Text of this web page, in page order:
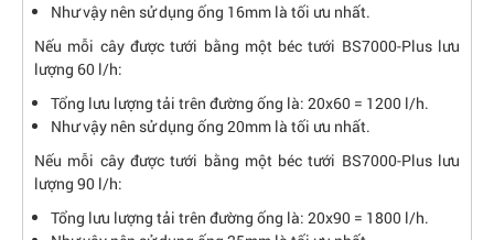
Như vậy nên sử dụng ống 16mm là tối ưu nhất.
Nếu mỗi cây được tưới bằng một béc tưới BS7000-Plus lưu
lượng 60 l/h:
Tổng lưu lượng tải trên đường ống là: 20x60 = 1200 l/h.
Như vậy nên sử dụng ống 20mm là tối ưu nhất.
Nếu mỗi cây được tưới bằng một béc tưới BS7000-Plus lưu
lượng 90 l/h:
Tổng lưu lượng tải trên đường ống là: 20x90 = 1800 l/h.